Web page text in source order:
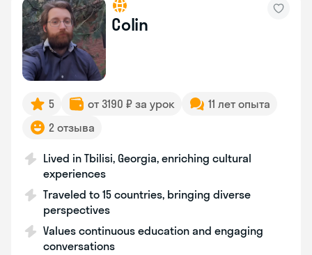
Colin
5 от 3190 ₽ за урок
11 лет опыта
2 отзыва
Lived in Tbilisi, Georgia, enriching cultural
experiences
Traveled to 15 countries, bringing diverse
perspectives
Values continuous education and engaging
conversations